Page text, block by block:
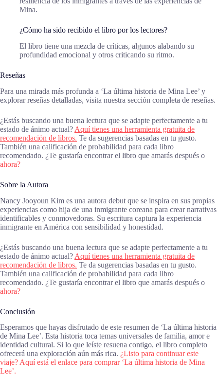
Mina.
¿Cómo ha sido recibido el libro por los lectores?
El libro tiene una mezcla de críticas, algunos alabando su
profundidad emocional y otros criticando su ritmo.
Reseñas
Para una mirada más profunda a ‘La última historia de Mina Lee’ y
explorar reseñas detalladas, visita nuestra sección completa de reseñas.
¿Estás buscando una buena lectura que se adapte perfectamente a tu
estado de ánimo actual? Aquí tienes una herramienta gratuita de
recomendación de libros. Te da sugerencias basadas en tu gusto.
También una calificación de probabilidad para cada libro
recomendado. ¿Te gustaría encontrar el libro que amarás después o
ahora?
Sobre la Autora
Nancy Jooyoun Kim es una autora debut que se inspira en sus propias
experiencias como hija de una inmigrante coreana para crear narrativas
identificables y conmovedoras. Su escritura captura la experiencia
inmigrante en América con sensibilidad y honestidad.
¿Estás buscando una buena lectura que se adapte perfectamente a tu
estado de ánimo actual? Aquí tienes una herramienta gratuita de
recomendación de libros. Te da sugerencias basadas en tu gusto.
También una calificación de probabilidad para cada libro
recomendado. ¿Te gustaría encontrar el libro que amarás después o
ahora?
Conclusión
Esperamos que hayas disfrutado de este resumen de ‘La última historia
de Mina Lee’. Esta historia toca temas universales de familia, amor e
identidad cultural. Si lo que leíste resuena contigo, el libro completo
ofrecerá una exploración aún más rica. ¿Listo para continuar este
viaje? Aquí está el enlace para comprar ‘La última historia de Mina
Lee’.